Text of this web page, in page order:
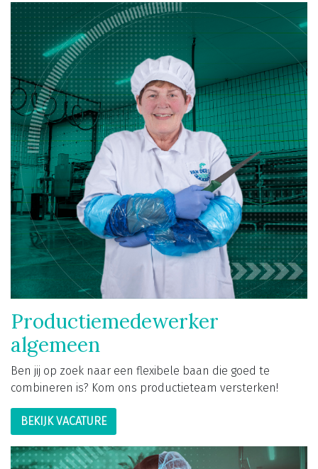
Productiemedewerker
algemeen
Ben jij op zoek naar een flexibele baan die goed te
combineren is? Kom ons productieteam versterken!
BEKIJK VACATURE